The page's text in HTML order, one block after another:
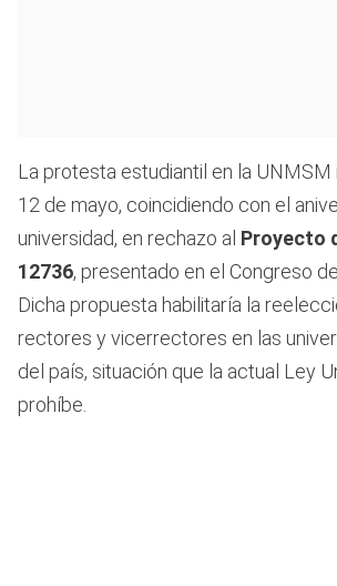
La protesta estudiantil en la UNMSM
12 de mayo, coincidiendo con el
universidad, en rechazo al Proyecto
12736, presentado en el Congreso
Dicha propuesta habilitaría la
rectores y vicerrectores en las
del país, situación que la actual Ley
prohíbe.